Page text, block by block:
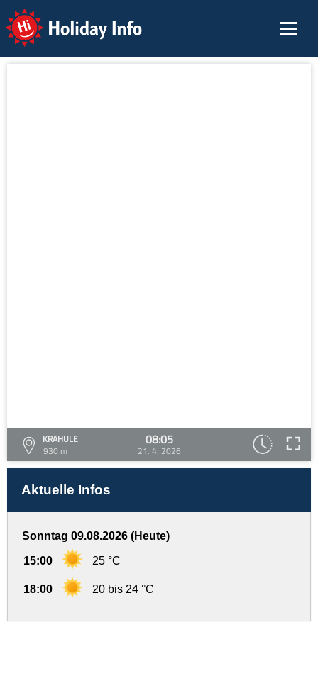
Holiday Info
KRAHULE
930 m
08:05
21. 4. 2026
Aktuelle Infos
Sonntag 09.08.2026 (Heute)
15:00 25 °C
18:00 20 bis 24 °C